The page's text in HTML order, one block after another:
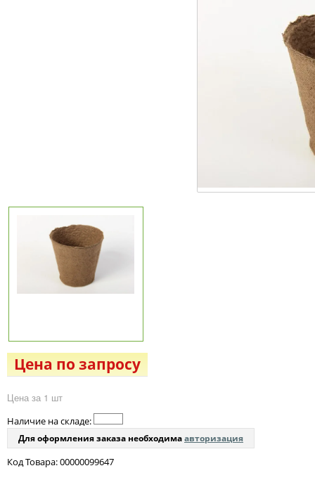
Цена по запросу
Цена за 1 шт
Наличие на складе:
Для оформления заказа необходимаавторизация
Код Товара: 00000099647